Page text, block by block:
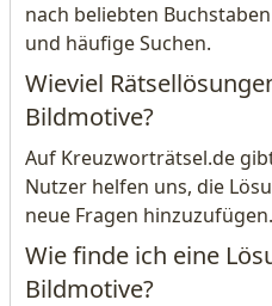
nach beliebten
und häufige Suchen.
Wieviel
Bildmotive?
Auf Kreuzworträtsel.de
Nutzer helfen uns, die
neue Fragen hinzuzufügen.
Wie finde ich eine
Bildmotive?